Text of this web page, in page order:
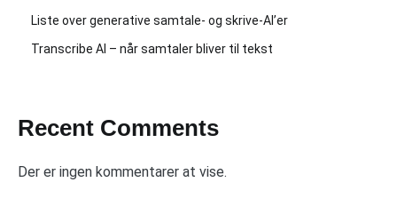
Liste over generative samtale- og skrive-AI’er
Transcribe AI – når samtaler bliver til tekst
Recent Comments
Der er ingen kommentarer at vise.